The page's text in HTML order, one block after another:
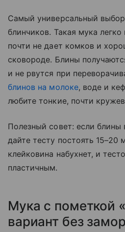
Самый универсальный
блинчиков. Такая мука
почти не дает комков и
сковороде. Блины
и не рвутся при
блинов на молоке, воде и
любите тонкие, почти
Полезный совет: если блины
дайте тесту постоять 15–20
клейковина набухнет, и
пластичным.
Мука с пометкой
вариант без